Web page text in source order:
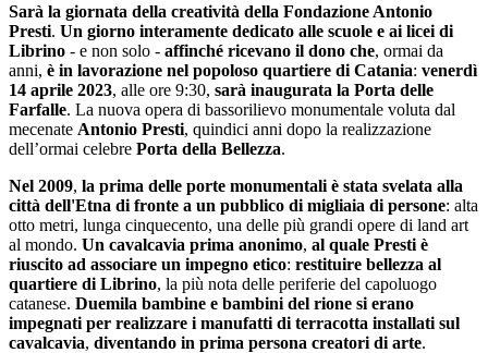
Sarà la giornata della creatività della Fondazione Antonio
Presti. Un giorno interamente dedicato alle scuole e ai licei di
Librino - e non solo - affinché ricevano il dono che, ormai da
anni, è in lavorazione nel popoloso quartiere di Catania: venerdì
14 aprile 2023, alle ore 9:30, sarà inaugurata la Porta delle
Farfalle. La nuova opera di bassorilievo monumentale voluta dal
mecenate Antonio Presti, quindici anni dopo la realizzazione
dell’ormai celebre Porta della Bellezza.
Nel 2009, la prima delle porte monumentali è stata svelata alla
città dell'Etna di fronte a un pubblico di migliaia di persone: alta
otto metri, lunga cinquecento, una delle più grandi opere di land art
al mondo. Un cavalcavia prima anonimo, al quale Presti è
riuscito ad associare un impegno etico: restituire bellezza al
quartiere di Librino, la più nota delle periferie del capoluogo
catanese. Duemila bambine e bambini del rione si erano
impegnati per realizzare i manufatti di terracotta installati sul
cavalcavia, diventando in prima persona creatori di arte.